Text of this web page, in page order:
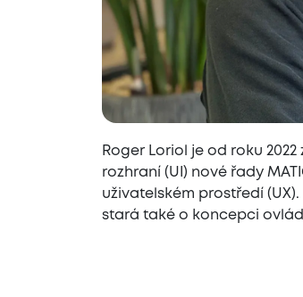
Roger Loriol je od roku
rozhraní (UI) nové řady
uživatelském prostředí
stará také o koncepci